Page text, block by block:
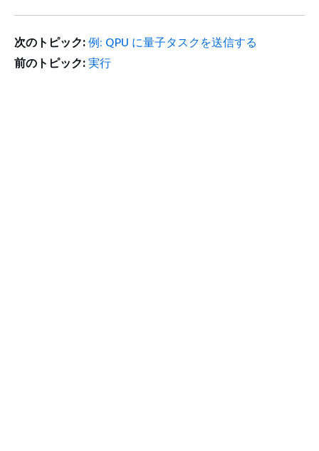
次のトピック: 例: QPU に量子タスクを送信する
前のトピック: 実行